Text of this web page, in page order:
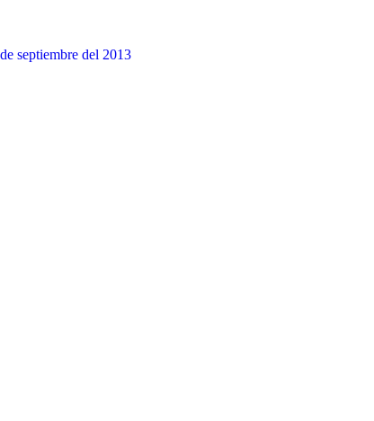
septiembre del 2013